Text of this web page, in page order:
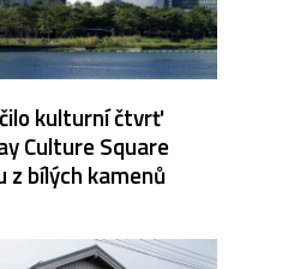
kulturní čtvrť
Culture Square
z bílých kamenů